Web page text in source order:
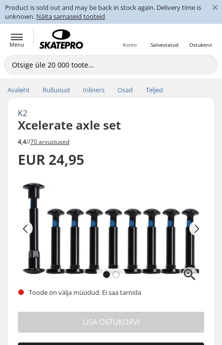
Product is sold out and may be back in stock again. Delivery time is
unknown. Näita sarnaseid tooteid
×
Menu Ostukorvi
Salvestatud
Konto
Avaleht Rulluisud Inliners Osad Teljed
K2
Xcelerate axle set
4,4//70 arvustused
EUR 24,95
Toode on välja müüdud. Ei saa tarnida
LISA OSTUKORVI